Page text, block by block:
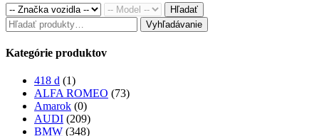
Hľadať
Hľadať: Vyhľadávanie
Kategórie produktov
418 d (1)
ALFA ROMEO (73)
Amarok (0)
AUDI (209)
BMW (348)